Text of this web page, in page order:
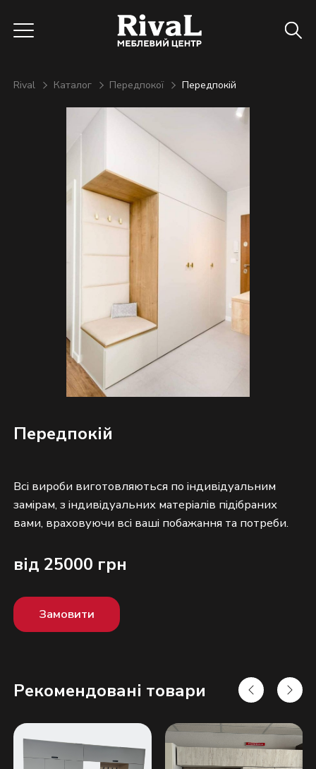
Rival Каталог Передпокої Передпокій
Передпокій
Всі вироби виготовляються по індивідуальним
замірам, з індивідуальних матеріалів підібраних
від 25000 грн
Замовити
Рекомендовані товари